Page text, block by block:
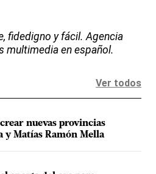
fidedigno y fácil. Agencia
multimedia en español.
Ver todos
nuevas provincias
y Matías Ramón Mella